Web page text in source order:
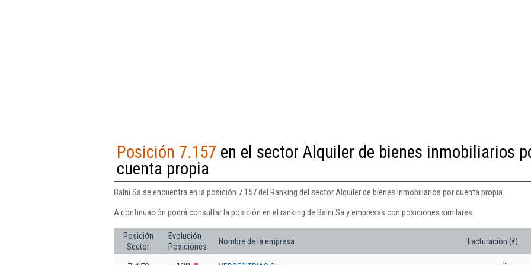
Posición 7.157 en el sector Alquiler de bienes inmobiliarios
cuenta propia
Balni Sa se encuentra en la posición 7.157 del Ranking del sector Alquiler de bienes inmobiliarios por cuenta propia.
A continuación podrá consultar la posición en el ranking de Balni Sa y empresas con posiciones similares:
Posición
Sector
Evolución
Posiciones
Nombre de la empresa Facturación (€)